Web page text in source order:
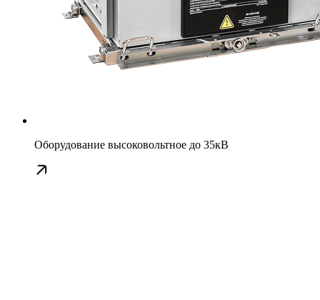
Оборудование высоковольтное до 35кВ